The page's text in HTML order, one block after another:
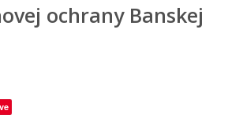
ochrany Banskej